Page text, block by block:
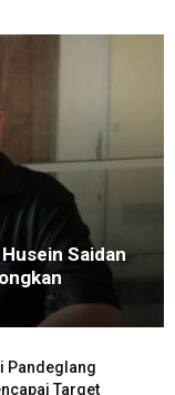
Saidan
Pandeglang
Target